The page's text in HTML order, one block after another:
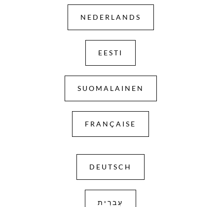
NEDERLANDS
EESTI
SUOMALAINEN
FRANÇAISE
DEUTSCH
עִברִית